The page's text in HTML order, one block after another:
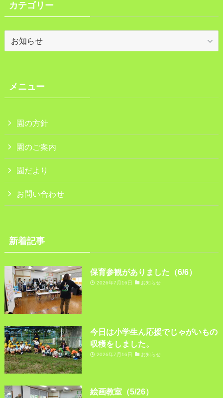
カテゴリー
メニュー
園の方針
園のご案内
園だより
お問い合わせ
新着記事
保育参観がありました（6/6）
2026年7月16日 お知らせ
今日は小学生ん応援でじゃがいもの
収穫をしました。
2026年7月16日 お知らせ
絵画教室（5/26）